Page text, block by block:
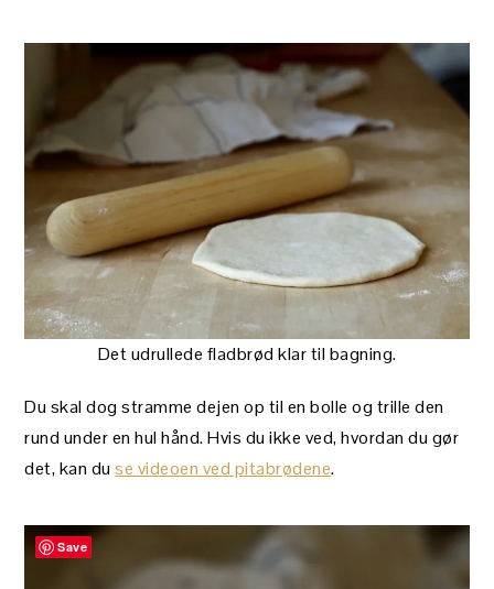
Det udrullede fladbrød klar til bagning.
Du skal dog stramme dejen op til en bolle og trille den
rund under en hul hånd. Hvis du ikke ved, hvordan du gør
det, kan duse videoen ved pitabrødene.
Save